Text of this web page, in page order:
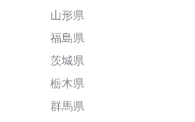
山形県
福島県
茨城県
栃木県
群馬県